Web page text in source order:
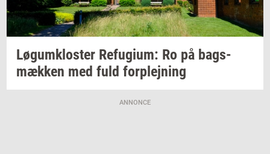
Løgum­klo­ster Re­fu­gi­um: Ro på bags­
mæk­ken med fuld for­plej­ning
ANNONCE